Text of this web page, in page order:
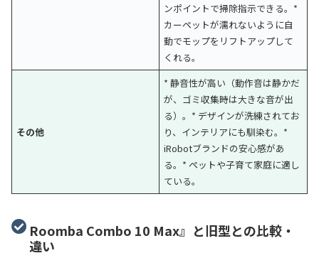
ンポイントで掃除指示できる。*
カーペットが濡れないように自
動でモップをリフトアップして
くれる。
その他
* 静音性が高い（動作音は静かだ
が、ゴミ収集時は大きな音が出
る）。* デザインが洗練されてお
り、インテリアにも馴染む。*
iRobotブランドの安心感があ
る。* ペットや子育て家庭に適し
ている。
Roomba Combo 10 Max』と旧型との比較・
違い